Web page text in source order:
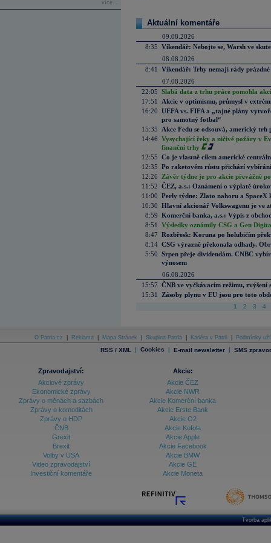
více...
Aktuální komentáře
09.08.2026
8:35 Víkendář: Nebojte se, Warsh ve
08.08.2026
8:41
Víkendář: Trhy nemají rády prázdné
07.08.2026
22:05 Slabá data z trhu práce pomohla
17:51
Akcie v optimismu, průmysl v
16:20 UEFA vs. FIFA a „tajné plány
pro samotný fotbal“
15:35
Akce Fedu se odsouvá, americký
14:46 Vysychající řeky a ničivé požáry v
finanční trhy
12:55 Co je vlastně cílem americké
12:35 Po raketovém růstu přichází
12:26
Závěr týdne je pro akcie převážně
11:52 ČEZ, a.s.: Oznámení o výplatě
11:00 Perly týdne: Zlato nahoru a SpaceX
10:30 Hlavní akcionář Volkswagenu je ve
8:59 Komerční banka, a.s.: Výpis z
8:51
Výsledky oznámily CSG a Gen
8:47 Rozbřesk: Koruna po holubičím
8:14 CSG výrazně překonala odhady.
5:50 Srpen přeje dividendám. CNBC
výnosem
06.08.2026
15:57 ČNB ve vyčkávacím režimu, zvýšení
15:31
Zásoby plynu v EU jsou pro toto
1 2 3 4
O Patria.cz Reklama Mapa Stránek Skupina Patria Kariéra v Patrii Podmínky
RSS / XML | Cookies | E-mail newsletter | SMS
Zpravodajství:
Akciové zprávy
Ekonomické zprávy
Zprávy o měnách a sazbách
Zprávy o komoditách
Zprávy o HDP
ČNB
Grexit
Brexit
Volby v USA
Video zpravodajství
Investiční komentáře
Akcie:
Akcie ČEZ
Akcie NWR
Akcie Komerční banka
Akcie Erste Bank
Akcie O2
Akcie Kofola
Akcie Apple
Akcie Facebook
Akcie BMW
Akcie GE
Akcie Moneta
Tvorba